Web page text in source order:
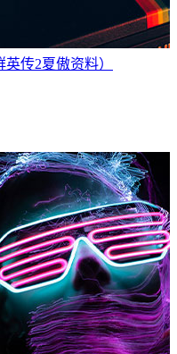
传2夏傲资料）